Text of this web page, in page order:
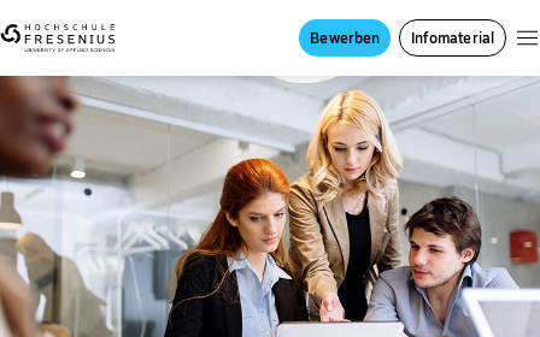
Bewerben Infomaterial